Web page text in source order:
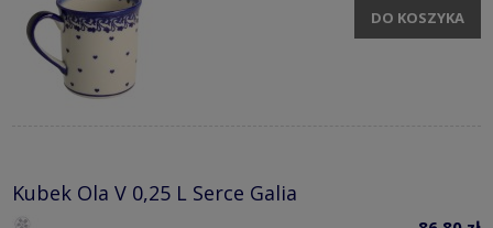
DO KOSZYKA
Kubek Ola V 0,25 L Serce Galia